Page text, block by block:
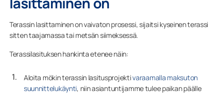
Terassin lasittaminen on vaivaton prosessi, sijaitsi kyseinen terassi
sitten taajamassa tai metsän siimeksessä.
Terassilasituksen hankinta etenee näin:
Aloita mökin terassin lasitusprojektivaraamalla maksuton
suunnittelukäynti, niin asiantuntijamme tulee paikan päälle